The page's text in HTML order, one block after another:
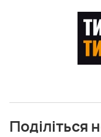
Поділіться